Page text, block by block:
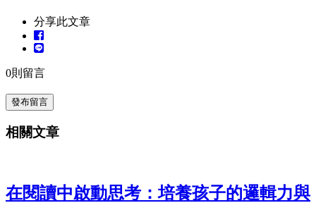
分享此文章
0則留言
發布留言
相關文章
在閱讀中啟動思考：培養孩子的邏輯力與